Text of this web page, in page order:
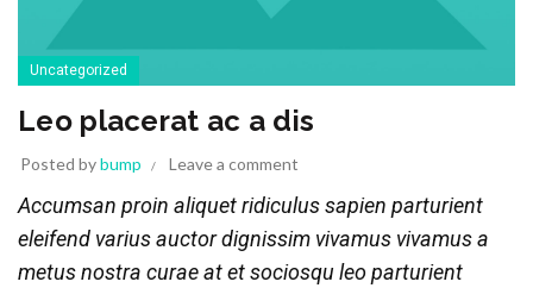
Uncategorized
Leo placerat ac a dis
Posted bybump Leave a comment
Accumsan proin aliquet ridiculus sapien parturient
eleifend varius auctor dignissim vivamus vivamus a
metus nostra curae at et sociosqu leo parturient